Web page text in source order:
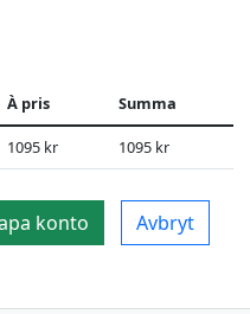
À pris Summa
1095 kr 1095 kr
konto Avbryt